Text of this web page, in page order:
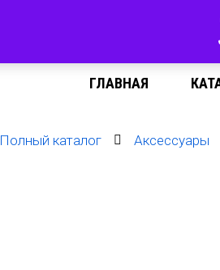
ГЛАВНАЯ
Полный каталог Аксессуары